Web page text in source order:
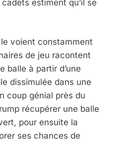
estiment qu’il se
voient constamment
de jeu racontent
balle à partir d’une
dissimulée dans une
coup génial près du
récupérer une balle
pour ensuite la
ses chances de